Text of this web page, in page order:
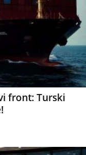
front: Turski